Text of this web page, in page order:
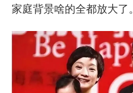
家庭背景啥的全都放大了。